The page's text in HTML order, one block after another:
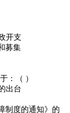
开支
募集
：（ ）
出台
制度的通知》的